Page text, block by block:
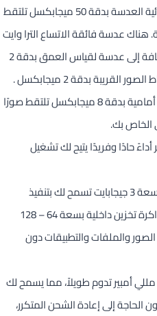
الكاميرا الخلفية: كاميرا خلفية ثنائية العدسة بدقة 50 ميجابكسل تلتقط
عدسة فائقة الاتساع الترا وايت
عدسة دقتها 5 ميجابكسل، بالإضافة إلى عدسة لقياس العمق بدقة 2
بدقة 2 ميجابكسل .
الكاميرا الأمامية: كاميرا سيلفي أمامية بدقة 8 ميجابكسل تلتقط صورًا
الخاص بك.
حادًا وفريدًا يتيح لك تشغيل
الرام والمساحة: ذاكرة عشوائية سعة 3 جيجابايت تسمح لك بتنفيذ
المهام المتعددة دون أي تأخير، ذاكرة تخزين داخلية بسعة 64 – 128
الصور والملفات والتطبيقات دون
بطارية قوية: بطارية بسعة 5000 مللي أمبير تدوم طويلاً، مما يسمح لك
الحاجة إلى إعادة الشحن المتكرر،